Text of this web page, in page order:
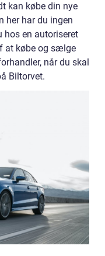
kan købe din nye
her har du ingen
hos en autoriseret
at købe og sælge
når du skal
Biltorvet.